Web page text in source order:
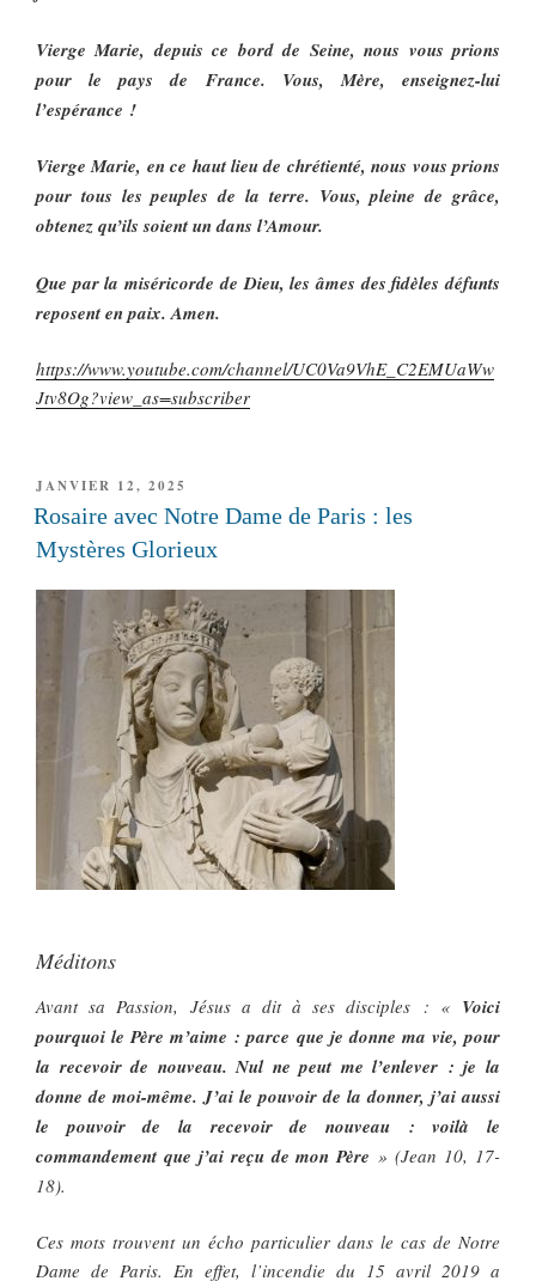
Vierge Marie, depuis ce bord de Seine, nous vous prions
pour le pays de France. Vous, Mère, enseignez-lui
l’espérance !
Vierge Marie, en ce haut lieu de chrétienté, nous vous prions
pour tous les peuples de la terre. Vous, pleine de grâce,
obtenez qu’ils soient un dans l’Amour.
Que par la miséricorde de Dieu, les âmes des fidèles défunts
reposent en paix. Amen.
https://www.youtube.com/channel/UC0Va9VhE_C2EMUaWw
Jtv8Og?view_as=subscriber
PUBLIÉ
LE
JANVIER 12, 2025
Rosaire avec Notre Dame de Paris : les
Mystères Glorieux
Méditons
Avant sa Passion, Jésus a dit à ses disciples : « Voici
pourquoi le Père m’aime : parce que je donne ma vie, pour
la recevoir de nouveau. Nul ne peut me l’enlever : je la
donne de moi-même. J’ai le pouvoir de la donner, j’ai aussi
le pouvoir de la recevoir de nouveau : voilà le
commandement que j’ai reçu de mon Père » (Jean 10, 17-
18).
Ces mots trouvent un écho particulier dans le cas de Notre
Dame de Paris. En effet, l’incendie du 15 avril 2019 a